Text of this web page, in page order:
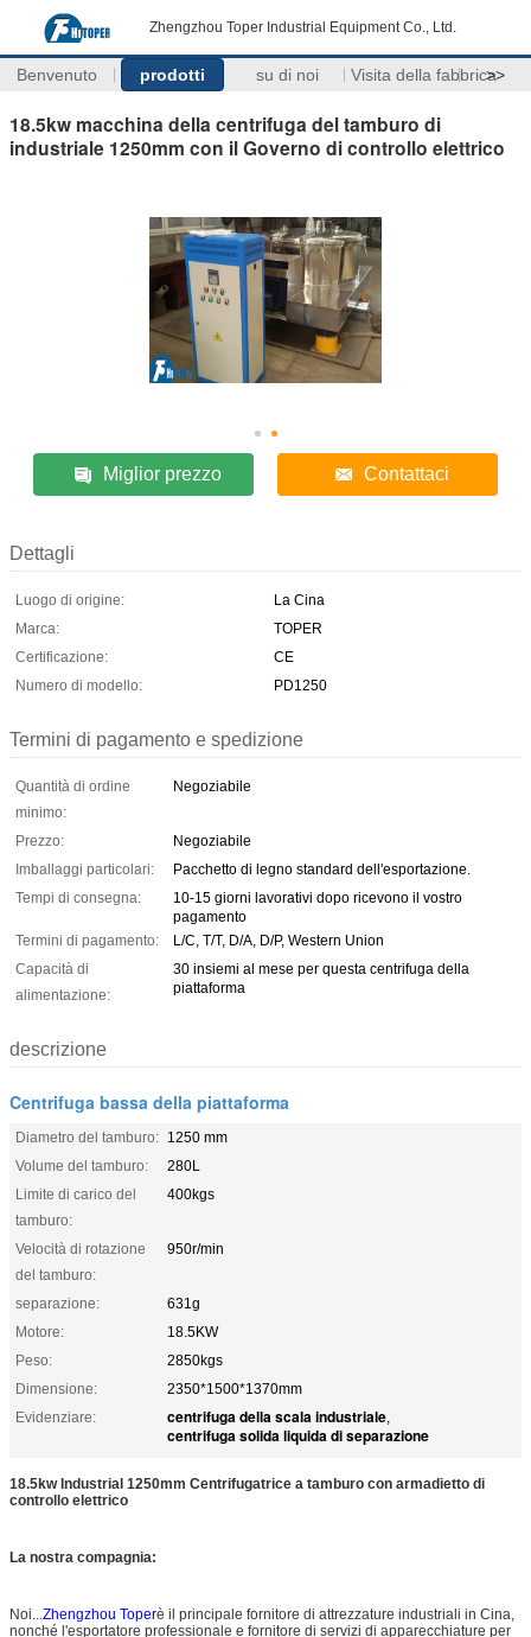
Zhengzhou Toper Industrial Equipment Co., Ltd.
Benvenuto prodotti su di noi Visita della fabbrica>>
18.5kw macchina della centrifuga del tamburo di
industriale 1250mm con il Governo di controllo elettrico
Miglior prezzo Contattaci
Dettagli
Luogo di origine:
La Cina
Marca:
TOPER
Certificazione:
CE
Numero di modello:
PD1250
Termini di pagamento e spedizione
Quantità di ordine
minimo:
Negoziabile
Prezzo:
Negoziabile
Imballaggi particolari:
Pacchetto di legno standard dell'esportazione.
Tempi di consegna:
10-15 giorni lavorativi dopo ricevono il vostro
pagamento
Termini di pagamento:
L/C, T/T, D/A, D/P, Western Union
Capacità di
alimentazione:
30 insiemi al mese per questa centrifuga della
piattaforma
descrizione
Centrifuga bassa della piattaforma
Diametro del tamburo: 1250 mm
Volume del tamburo:
280L
Limite di carico del
tamburo:
400kgs
Velocità di rotazione
del tamburo:
950r/min
separazione:
631g
Motore:
18.5KW
Peso:
2850kgs
Dimensione:
2350*1500*1370mm
Evidenziare:
centrifuga della scala industriale,
centrifuga solida liquida di separazione
18.5kw Industrial 1250mm Centrifugatrice a tamburo con armadietto di
controllo elettrico
La nostra compagnia:
Noi...Zhengzhou Toperè il principale fornitore di attrezzature industriali in Cina,
nonché l'esportatore professionale e fornitore di servizi di apparecchiature per